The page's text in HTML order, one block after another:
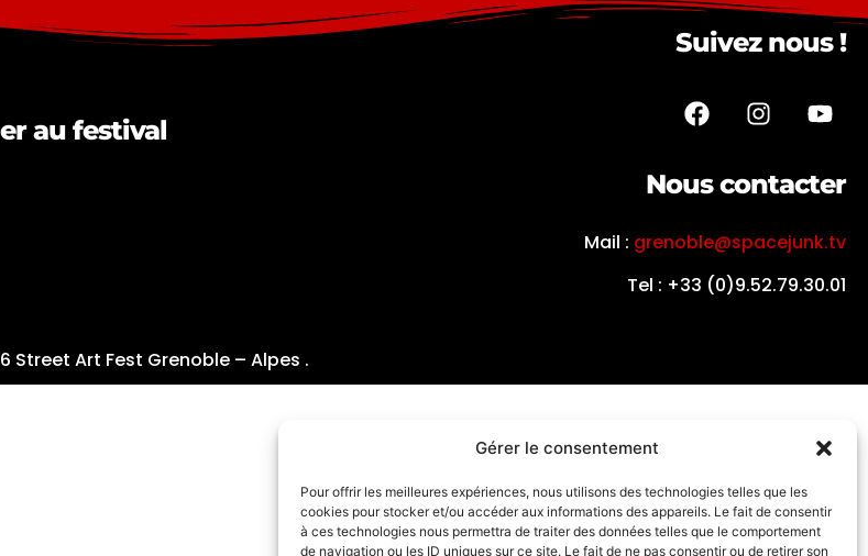
Gérer le consentement
Pour offrir les meilleures expériences, nous utilisons des technologies telles que les
cookies pour stocker et/ou accéder aux informations des appareils. Le fait de consentir
à ces technologies nous permettra de traiter des données telles que le comportement
de navigation ou les ID uniques sur ce site. Le fait de ne pas consentir ou de retirer son
au festival
Suivez nous !
Nous contacter
Mail : grenoble@spacejunk.tv
Tel : +33 (0)9.52.79.30.01
Street Art Fest Grenoble – Alpes .